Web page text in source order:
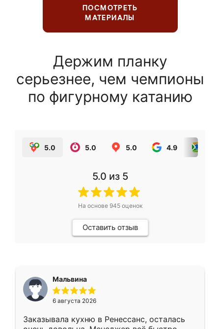
ПОСМОТРЕТЬ
МАТЕРИАЛЫ
Держим планку
серьезнее, чем чемпионы
по фигурному катанию
5.0 5.0 5.0 4.9
5.0 из 5
На основе 945оценок
Оставить отзыв
Мальвина
6 августа 2026
Заказывала кухню в Ренессанс, осталась